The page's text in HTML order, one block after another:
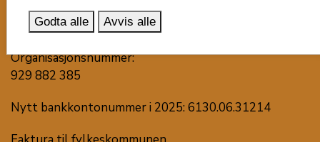
eDialog - send sikker digital post
Organisasjonsnummer:
929 882 385
Nytt bankkontonummer i 2025: 6130.06.31214
Godta alle Avvis alle